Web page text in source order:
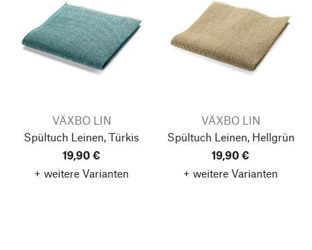
VÄXBO LIN
Spültuch Leinen, Türkis
19,90 €
+ weitere Varianten
VÄXBO LIN
Spültuch Leinen, Hellgrün
19,90 €
+ weitere Varianten